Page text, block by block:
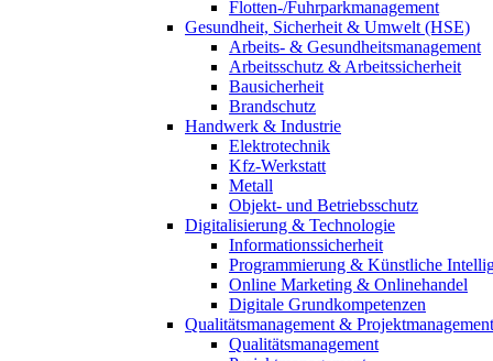
Flotten-/Fuhrparkmanagement
Gesundheit, Sicherheit & Umwelt (HSE)
Arbeits- & Gesundheitsmanagement
Arbeitsschutz & Arbeitssicherheit
Bausicherheit
Brandschutz
Handwerk & Industrie
Elektrotechnik
Kfz-Werkstatt
Metall
Objekt- und Betriebsschutz
Digitalisierung & Technologie
Informationssicherheit
Programmierung & Künstliche
Online Marketing & Onlinehandel
Digitale Grundkompetenzen
Qualitätsmanagement & Projektmanagement
Qualitätsmanagement